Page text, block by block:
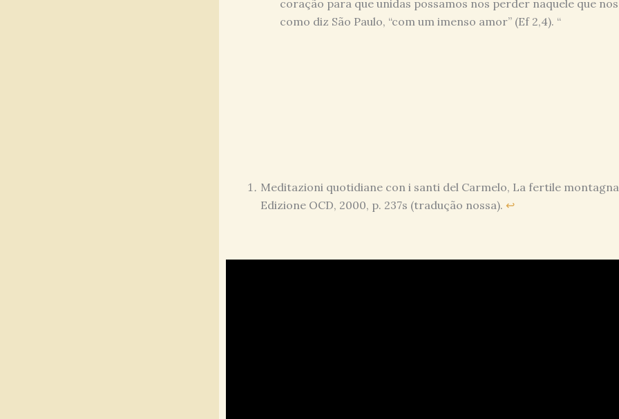
coração para que unidas possamos nos perder naquele que
como diz São Paulo, “com um imenso amor” (Ef 2,4). “
Meditazioni quotidiane con i santi del Carmelo, La fertile
Edizione OCD, 2000, p. 237s (tradução nossa). ↩︎